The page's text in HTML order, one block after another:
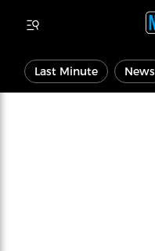
Last Minute News